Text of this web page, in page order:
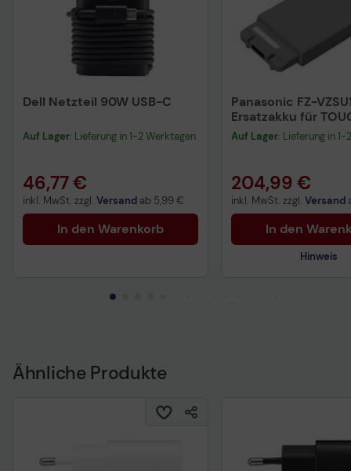
Dell Netzteil 90W USB-C
Auf Lager: Lieferung in 1-2 Werktagen
46,77 €
inkl. MwSt. zzgl. Versand ab 5,99 €
In den Warenkorb
Panasonic FZ-
Ersatzakku für
40
Auf Lager: Lieferung in
204,99 €
inkl. MwSt. zzgl. Versand
In den
Hinweis
Ähnliche Produkte